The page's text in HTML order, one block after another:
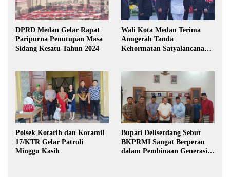
DPRD Medan Gelar Rapat
Paripurna Penutupan Masa
Sidang Kesatu Tahun 2024
Wali Kota Medan Terima
Anugerah Tanda
Kehormatan Satyalancana
Polsek Kotarih dan Koramil
17/KTR Gelar Patroli
Minggu Kasih
Bupati Deliserdang Sebut
BKPRMI Sangat Berperan
dalam Pembinaan Generasi